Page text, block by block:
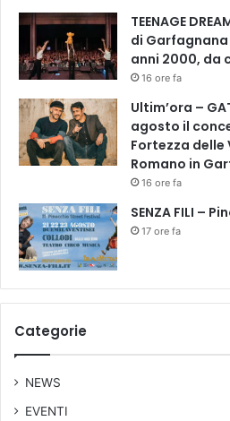
TEENAGE
di
anni 2000, da
16 ore fa
Ultim’ora –
agosto il
Fortezza delle
Romano in
16 ore fa
SENZA FILI –
17 ore fa
Categorie
NEWS
EVENTI